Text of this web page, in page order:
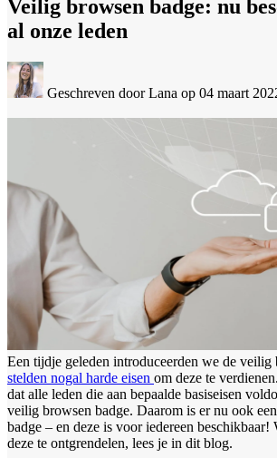
Veilig browsen badge: nu
al onze leden
Geschreven door Lana op 04 maart
Een tijdje geleden introduceerden we de veilig
stelden nogal harde eisen om deze te
dat alle leden die aan bepaalde basiseisen
veilig browsen badge. Daarom is er nu ook
badge – en deze is voor iedereen beschikbaar!
deze te ontgrendelen, lees je in dit blog.